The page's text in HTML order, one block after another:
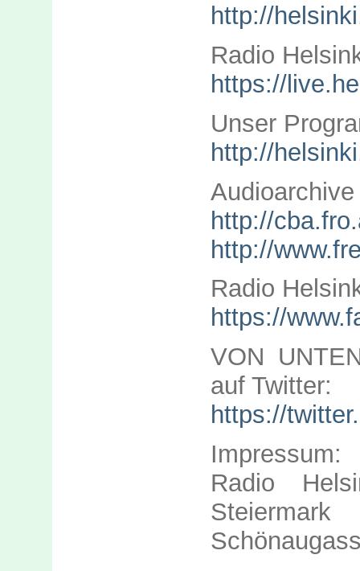
http://
Radio
https://
Unser
http://
http://
http://
Radio
https://
VON
auf Twitter:
https://
Impressum:
Radio
Steiermark